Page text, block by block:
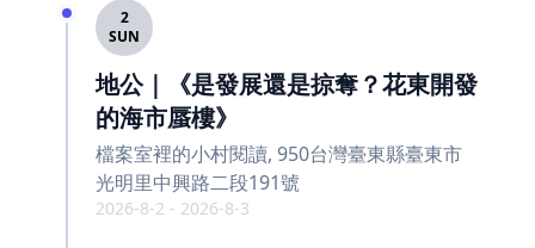
2
SUN
地公｜《是發展還是掠奪？花東開發
的海市蜃樓》
檔案室裡的小村閱讀, 950台灣臺東縣臺東市
光明里中興路二段191號
2026-8-2 - 2026-8-3